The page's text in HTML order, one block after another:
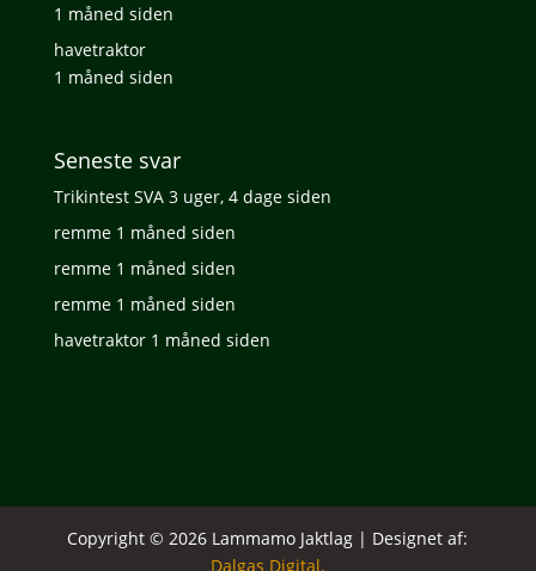
1 måned siden
havetraktor
1 måned siden
Seneste svar
Trikintest SVA 3 uger, 4 dage siden
remme 1 måned siden
remme 1 måned siden
remme 1 måned siden
havetraktor 1 måned siden
Copyright © 2026 Lammamo Jaktlag | Designet af:
Dalgas Digital.